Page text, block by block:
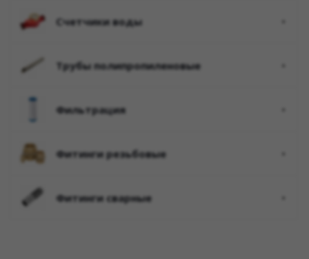
счетчики воды
трубы полипропиленовые
фильтрация
фитинги резьбовые
фитинги сварные